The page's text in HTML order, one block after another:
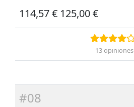
114,57 € 125,00 €
13 opiniones
#08